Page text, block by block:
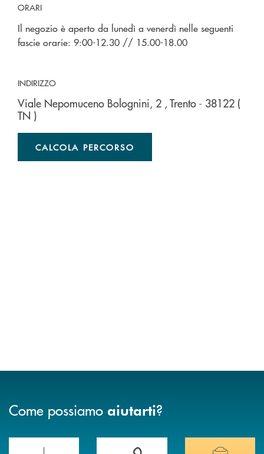
ORARI
Il negozio è aperto da lunedì a venerdì nelle seguenti
fascie orarie: 9:00-12.30 // 15.00-18.00
INDIRIZZO
Viale Nepomuceno Bolognini, 2 , Trento - 38122 (
TN )
CALCOLA PERCORSO
Come possiamo aiutarti?
Scopri le funzionalità della nuova PRENOTA BANCA
Hai bisogno di assistenza immediata?
Hai bisogno di